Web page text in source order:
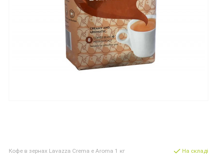
Кофе в зернах Lavazza Crema e Aroma 1 кг На складі